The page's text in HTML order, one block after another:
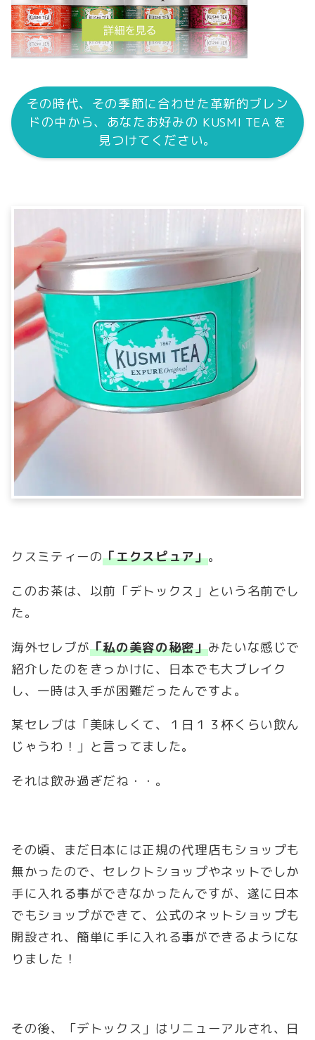
その時代、その季節に合わせた革新的ブレン
ドの中から、あなたお好みの KUSMI TEA を
見つけてください。
クスミティーの「エクスピュア」。
このお茶は、以前「デトックス」という名前でし
た。
海外セレブが「私の美容の秘密」みたいな感じで
紹介したのをきっかけに、日本でも大ブレイク
し、一時は入手が困難だったんですよ。
某セレブは「美味しくて、１日１３杯くらい飲ん
じゃうわ！」と言ってました。
それは飲み過ぎだね・・。
その頃、まだ日本には正規の代理店もショップも
無かったので、セレクトショップやネットでしか
手に入れる事ができなかったんですが、遂に日本
でもショップができて、公式のネットショップも
開設され、簡単に手に入れる事ができるようにな
りました！
その後、「デトックス」はリニューアルされ、日